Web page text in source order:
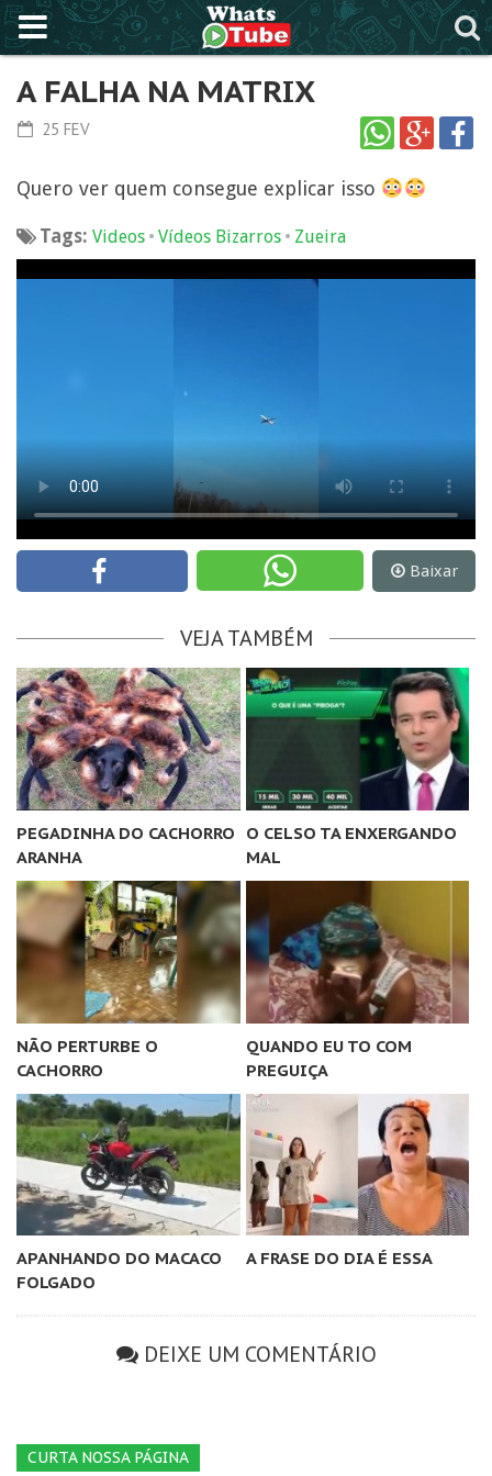
A FALHA NA MATRIX
25 FEV
Quero ver quem consegue explicar isso
Tags: Videos • Vídeos Bizarros • Zueira
Baixar
VEJA TAMBÉM
PEGADINHA DO CACHORRO
ARANHA
O CELSO TA ENXERGANDO
MAL
NÃO PERTURBE O
CACHORRO
QUANDO EU TO COM
PREGUIÇA
APANHANDO DO MACACO
FOLGADO
A FRASE DO DIA É ESSA
DEIXE UM COMENTÁRIO
CURTA NOSSA PÁGINA